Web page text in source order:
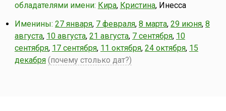
обладателями имени: Кира, Кристина, Инесса
Именины: 27 января, 7 февраля, 8 марта, 29 июня, 8
августа, 10 августа, 21 августа, 7 сентября, 10
сентября, 17 сентября, 11 октября, 24 октября, 15
декабря (почему столько дат?)